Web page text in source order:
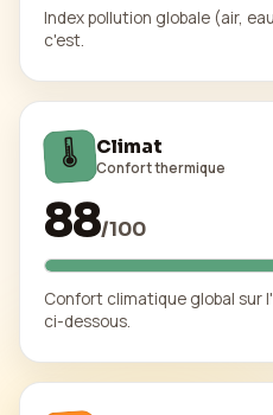
Index pollution globale (air,
c'est.
🌡️ Climat
Confort thermique
88/100
Confort climatique global sur
ci-dessous.